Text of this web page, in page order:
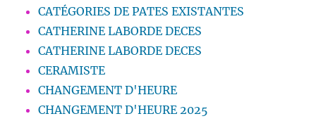
CATÉGORIES DE PATES EXISTANTES
CATHERINE LABORDE DECES
CATHERINE LABORDE DECES
CERAMISTE
CHANGEMENT D'HEURE
CHANGEMENT D'HEURE 2025